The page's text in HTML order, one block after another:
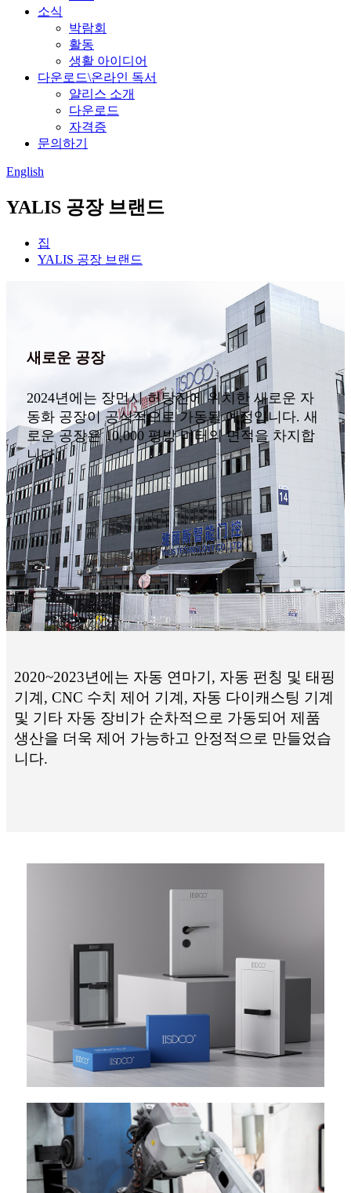
소식
박람회
활동
생활 아이디어
다운로드\온라인 독서
얄리스 소개
다운로드
자격증
문의하기
English
YALIS 공장 브랜드
집
YALIS 공장 브랜드
새로운 공장
2024년에는 장먼시 허탕진에 위치한 새로운 자
동화 공장이 공식적으로 가동될 예정입니다. 새
로운 공장은 10,000 평방 미터의 면적을 차지합
니다.
2020~2023년에는 자동 연마기, 자동 펀칭 및 태핑
기계, CNC 수치 제어 기계, 자동 다이캐스팅 기계
및 기타 자동 장비가 순차적으로 가동되어 제품
생산을 더욱 제어 가능하고 안정적으로 만들었습
니다.